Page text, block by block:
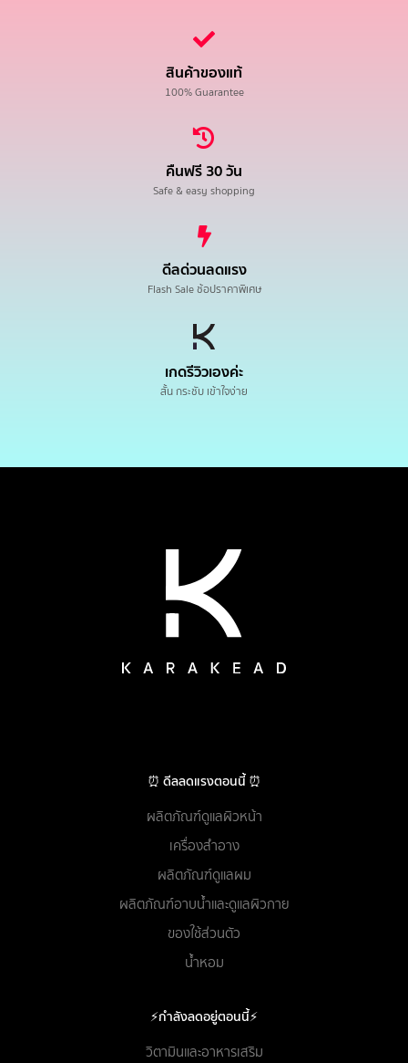
สินค้าของแท้
100% Guarantee
คืนฟรี 30 วัน
Safe & easy shopping
ดีลด่วนลดแรง
Flash Sale ช้อปราคาพิเศษ
เกดรีวิวเองค่ะ
สั้น กระชับ เข้าใจง่าย
⏰ ดีลลดแรงตอนนี้ ⏰
ผลิตภัณฑ์ดูแลผิวหน้า
เครื่องสำอาง
ผลิตภัณฑ์ดูแลผม
ผลิตภัณฑ์อาบน้ำและดูแลผิวกาย
ของใช้ส่วนตัว
น้ำหอม
⚡กำลังลดอยู่ตอนนี้⚡
วิตามินและอาหารเสริม